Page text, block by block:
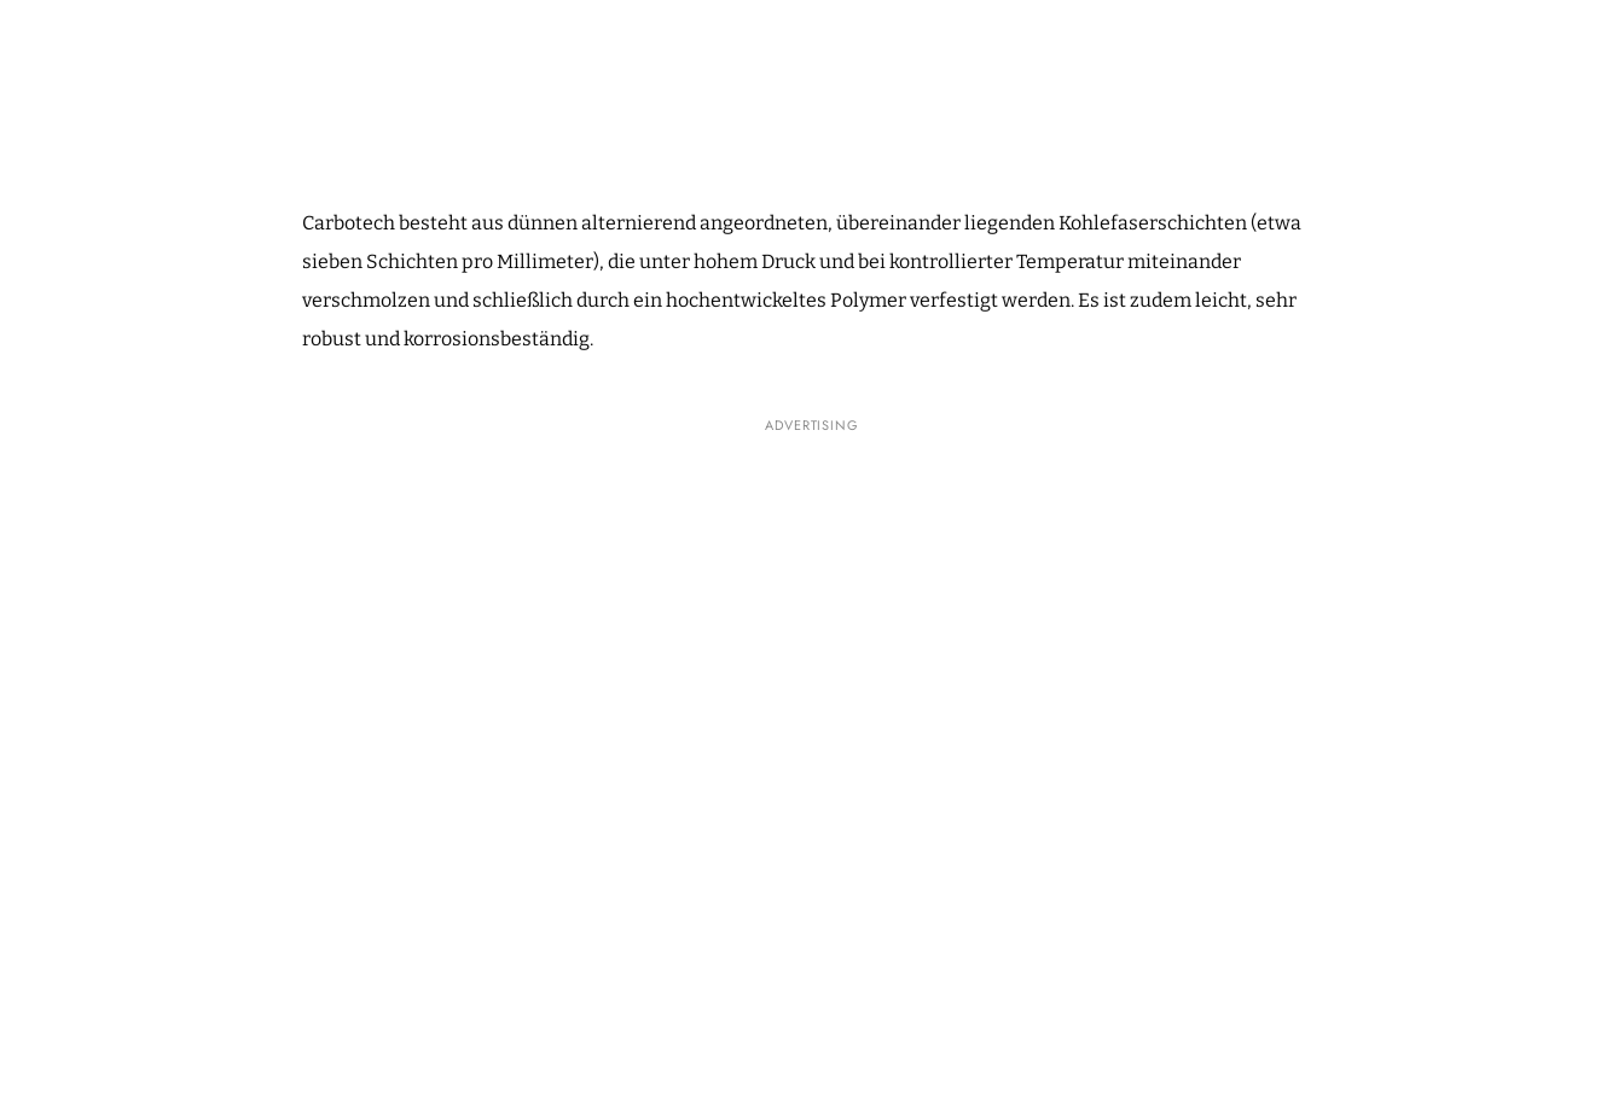
Carbotech besteht aus dünnen alternierend angeordneten, übereinander liegenden Kohlefaserschichten (etwa
sieben Schichten pro Millimeter), die unter hohem Druck und bei kontrollierter Temperatur miteinander
verschmolzen und schließlich durch ein hochentwickeltes Polymer verfestigt werden. Es ist zudem leicht, sehr
robust und korrosionsbeständig.
ADVERTISING